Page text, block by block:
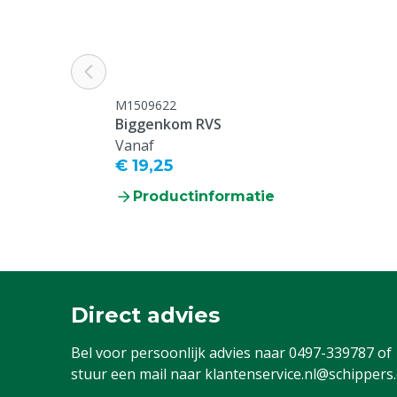
M1509622
Biggenkom RVS
Vanaf
€ 19,25
Productinformatie
Direct advies
Bel voor persoonlijk advies naar0497-339787of
stuur een mail naar